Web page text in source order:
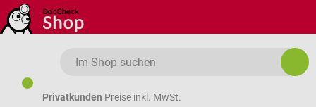
Zum Hauptinhalt springen
Privatkunden Preise inkl. MwSt.